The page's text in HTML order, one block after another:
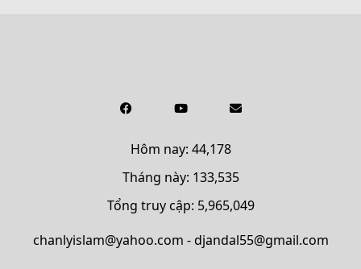
Hôm nay: 44,178
Tháng này: 133,535
Tổng truy cập: 5,965,049
chanlyislam@yahoo.com - djandal55@gmail.com